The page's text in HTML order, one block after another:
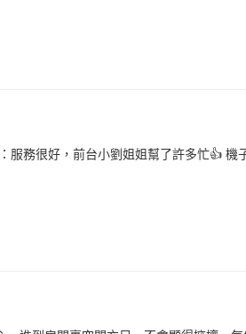
服務很好，前台小劉姐姐幫了許多忙👍 機